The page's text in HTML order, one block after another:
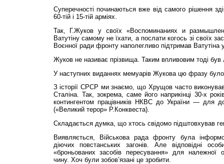
Суперечності починаються вже від самого рішення
60-тій і 15-тій арміях.
Так, Г.Жуков у своїх «Воспоминаниях и
Ватутіну самому не їхати, а послати когось зі своїх
Воєнної ради фронту наполегливо підтримав Ватутіна
Жуков не називає прізвища. Таким впливовим тоді
У наступних виданнях мемуарів Жукова цю фразу
З історії СРСР ми знаємо, що Хрущов часто виконував
Сталіна. Так, зокрема, саме його наприкінці 30-х
контингентом працівників НКВС до України — для
(«Великий терор» Р.Конквеста).
Складається думка, що хтось свідомо підштовхував
Виявляється, Військова рада фронту була
діючих повстанських загонів. Але відповідні
«броньованих засобів пересування» для належної
чину. Хоч були зобов’язані це зробити.